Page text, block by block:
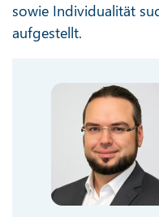
sowie Individualität
aufgestellt.